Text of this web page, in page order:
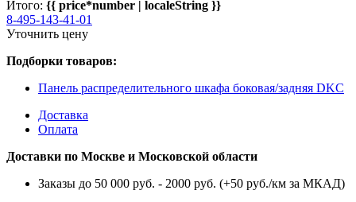
Итого: {{ price*number | localeString }}
8-495-143-41-01
Уточнить цену
Подборки товаров:
Панель распределительного шкафа боковая/задняя DKC
Доставка
Оплата
Доставки по Москве и Московской области
Заказы до 50 000 руб. - 2000 руб. (+50 руб./км за МКАД)